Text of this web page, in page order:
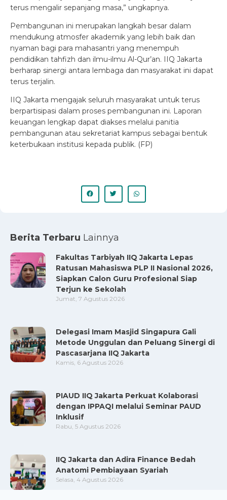
terus mengalir sepanjang masa,” ungkapnya.
Pembangunan ini merupakan langkah besar dalam
mendukung atmosfer akademik yang lebih baik dan
nyaman bagi para mahasantri yang menempuh
pendidikan tahfizh dan ilmu-ilmu Al-Qur’an. IIQ Jakarta
berharap sinergi antara lembaga dan masyarakat ini dapat
terus terjalin.
IIQ Jakarta mengajak seluruh masyarakat untuk terus
berpartisipasi dalam proses pembangunan ini. Laporan
keuangan lengkap dapat diakses melalui panitia
pembangunan atau sekretariat kampus sebagai bentuk
keterbukaan institusi kepada publik. (FP)
Berita Terbaru Lainnya
Fakultas Tarbiyah IIQ Jakarta Lepas
Ratusan Mahasiswa PLP II Nasional 2026,
Siapkan Calon Guru Profesional Siap
Terjun ke Sekolah
Jumat, 7 Agustus 2026
Delegasi Imam Masjid Singapura Gali
Metode Unggulan dan Peluang Sinergi di
Pascasarjana IIQ Jakarta
Kamis, 6 Agustus 2026
PIAUD IIQ Jakarta Perkuat Kolaborasi
dengan IPPAQI melalui Seminar PAUD
Inklusif
Rabu, 5 Agustus 2026
IIQ Jakarta dan Adira Finance Bedah
Anatomi Pembiayaan Syariah
Selasa, 4 Agustus 2026